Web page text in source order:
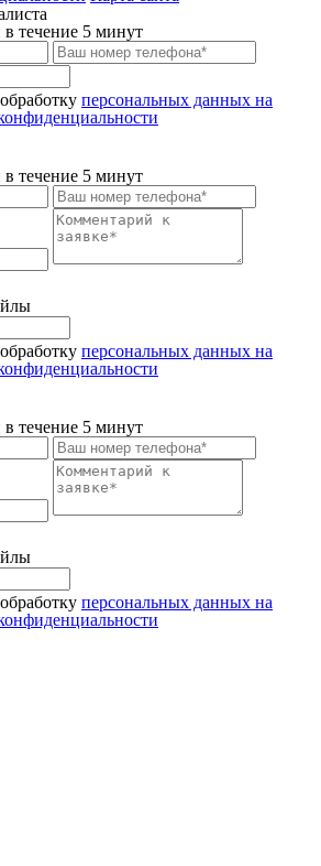
течение 5 минут
персональных данных на
течение 5 минут
персональных данных на
течение 5 минут
персональных данных на